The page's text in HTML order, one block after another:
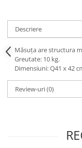
Descriere
Măsuța are structura
Greutate: 10 kg.
Dimensiuni: Q41 x 42
Review-uri(0)